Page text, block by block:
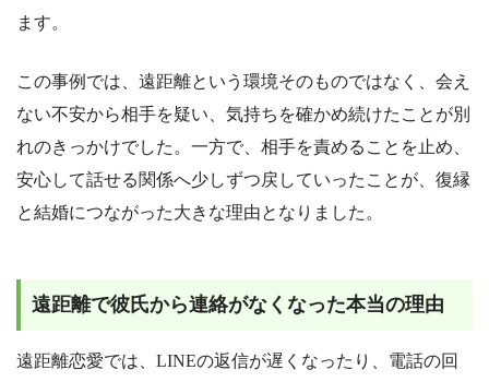
ます。
この事例では、遠距離という環境そのものではなく、会え
ない不安から相手を疑い、気持ちを確かめ続けたことが別
れのきっかけでした。一方で、相手を責めることを止め、
安心して話せる関係へ少しずつ戻していったことが、復縁
と結婚につながった大きな理由となりました。
遠距離で彼氏から連絡がなくなった本当の理由
遠距離恋愛では、LINEの返信が遅くなったり、電話の回